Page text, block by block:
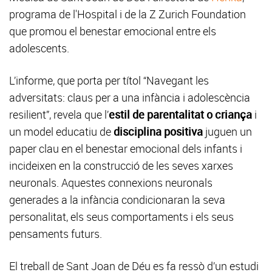
programa de l'Hospital i de la Z Zurich Foundation
que promou el benestar emocional entre els
adolescents.
L’informe, que porta per títol “Navegant les
adversitats: claus per a una infància i adolescència
resilient”, revela que l’estil de parentalitat o criança i
un model educatiu dedisciplina positiva juguen un
paper clau en el benestar emocional dels infants i
incideixen en la construcció de les seves xarxes
neuronals. Aquestes connexions neuronals
generades a la infància condicionaran la seva
personalitat, els seus comportaments i els seus
pensaments futurs.
El treball de Sant Joan de Déu es fa ressò d’un estudi